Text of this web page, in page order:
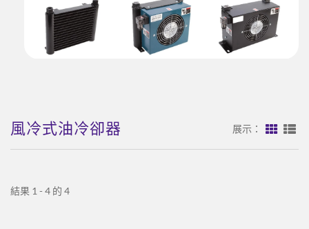
風冷式油冷卻器 展示：
結果 1 - 4 的 4